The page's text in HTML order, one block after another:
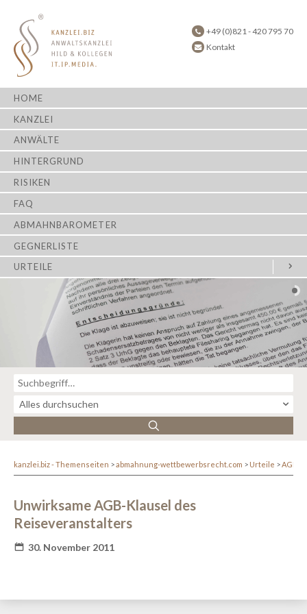
+49 (0)821 - 420 795 70
Kontakt
HOME
KANZLEI
ANWÄLTE
HINTERGRUND
RISIKEN
FAQ
ABMAHNBAROMETER
GEGNERLISTE
URTEILE
kanzlei.biz - Themenseiten abmahnung-wettbewerbsrecht.com Urteile AGB-
Unwirksame AGB-Klausel des
Reiseveranstalters
30. November 2011